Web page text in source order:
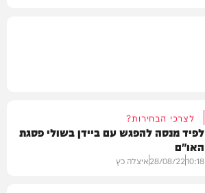
לצרכי הבחירות?
לפיד מנסה להפגש עם ביידן בשולי פסגת
האו"ם
10:18
28/08/22איצלה כץ